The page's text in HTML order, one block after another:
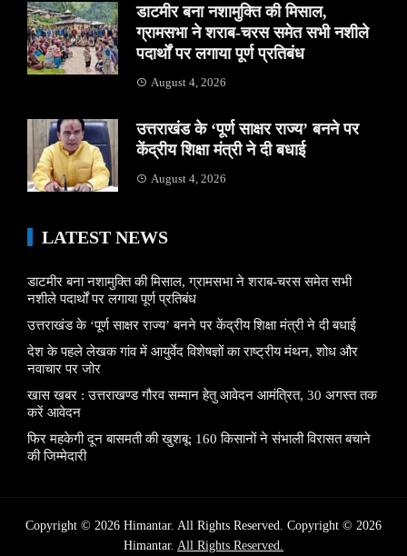
डाटमीर बना नशामुक्ति की मिसाल,
ग्रामसभा ने शराब-चरस समेत सभी नशीले
पदार्थों पर लगाया पूर्ण प्रतिबंध
August 4, 2026
उत्तराखंड के ‘पूर्ण साक्षर राज्य’ बनने पर
केंद्रीय शिक्षा मंत्री ने दी बधाई
August 4, 2026
LATEST NEWS
डाटमीर बना नशामुक्ति की मिसाल, ग्रामसभा ने शराब-चरस समेत सभी
नशीले पदार्थों पर लगाया पूर्ण प्रतिबंध
उत्तराखंड के ‘पूर्ण साक्षर राज्य’ बनने पर केंद्रीय शिक्षा मंत्री ने दी बधाई
देश के पहले लेखक गांव में आयुर्वेद विशेषज्ञों का राष्ट्रीय मंथन, शोध और
नवाचार पर जोर
खास खबर : उत्तराखण्ड गौरव सम्मान हेतु आवेदन आमंत्रित, 30 अगस्त तक
करें आवेदन
फिर महकेगी दून बासमती की खुशबू: 160 किसानों ने संभाली विरासत बचाने
की जिम्मेदारी
Copyright © 2026 Himantar. All Rights Reserved. Copyright © 2026
Himantar. All Rights Reserved.